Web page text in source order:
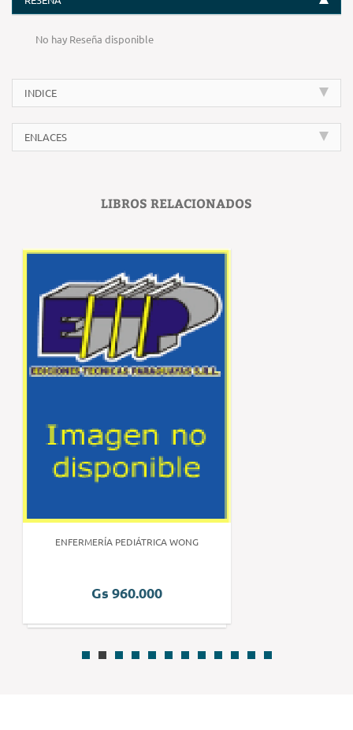
No hay Reseña disponible
INDICE
ENLACES
LIBROS RELACIONADOS
ENFERMERÍA PEDIÁTRICA WONG
Gs 960.000